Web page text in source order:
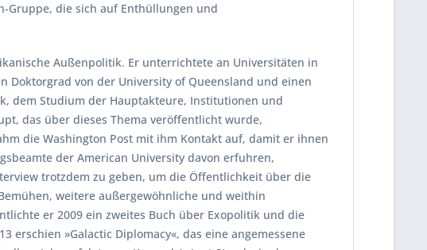
Gruppe, die sich auf Enthüllungen und
Außenpolitik. Er unterrichtete an Universitäten in
Doktorgrad von der University of Queensland und einen
dem Studium der Hauptakteure, Institutionen und
das über dieses Thema veröffentlicht wurde,
die Washington Post mit ihm Kontakt auf, damit er ihnen
der American University davon erfuhren,
trotzdem zu geben, um die Öffentlichkeit über die
weitere außergewöhnliche und weithin
er 2009 ein zweites Buch über Exopolitik und die
erschien »Galactic Diplomacy«, das eine angemessene